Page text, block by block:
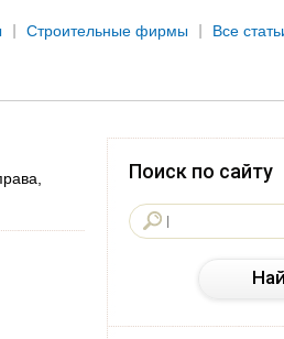
Строительные фирмы Все
Поиск по сайту